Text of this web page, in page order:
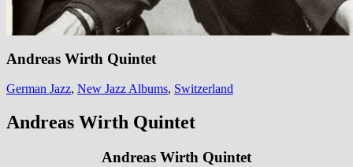
Andreas Wirth Quintet
German Jazz, New Jazz Albums, Switzerland
Andreas Wirth Quintet
Andreas Wirth Quintet